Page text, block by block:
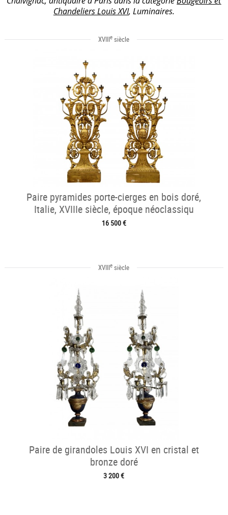
Chandeliers Louis XVI, Luminaires.
XVIIIe siècle
Paire pyramides porte-cierges en bois doré,
Italie, XVIIIe siècle, époque néoclassiqu
16 500 €
XVIIIe siècle
Paire de girandoles Louis XVI en cristal et
bronze doré
3 200 €